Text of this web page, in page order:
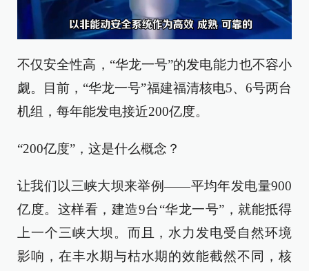
不仅安全性高，“华龙一号”的发电能力也不容小
觑。目前，“华龙一号”福建福清核电5、6号两台
机组，每年能发电接近200亿度。
“200亿度”，这是什么概念？
让我们以三峡大坝来举例——平均年发电量900
亿度。这样看，建造9台“华龙一号”，就能抵得
上一个三峡大坝。而且，水力发电受自然环境
影响，在丰水期与枯水期的效能截然不同，核